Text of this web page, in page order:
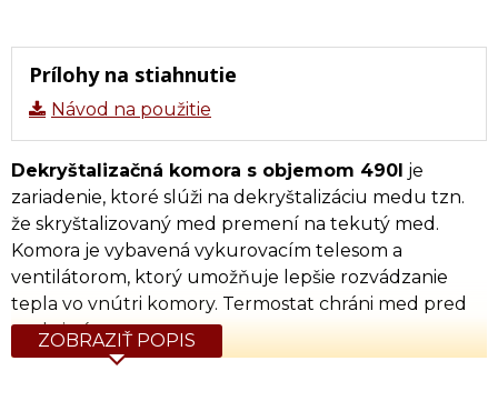
Prílohy na stiahnutie
Návod na použitie
Dekryštalizačná komora s objemom 490l je
zariadenie, ktoré slúži na dekryštalizáciu medu tzn.
že skryštalizovaný med premení na tekutý med.
Komora je vybavená vykurovacím telesom a
ventilátorom, ktorý umožňuje lepšie rozvádzanie
tepla vo vnútri komory. Termostat chráni med pred
prehriatím.
ZOBRAZIŤ POPIS